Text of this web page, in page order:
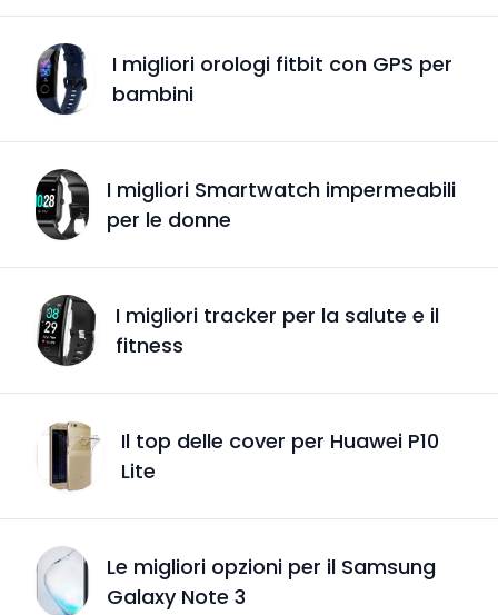
I migliori orologi fitbit con GPS per
bambini
I migliori Smartwatch impermeabili
per le donne
I migliori tracker per la salute e il
fitness
Il top delle cover per Huawei P10
Lite
Le migliori opzioni per il Samsung
Galaxy Note 3